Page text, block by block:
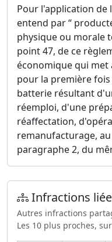
Pour l'application de
entend par “
physique ou morale
point 47, de ce
économique qui met
pour la première
batterie résultant
réemploi, d'une
réaffectation,
remanufacturage,
paragraphe 2, du
Infractions
Autres infractions
Les 10 plus proches,